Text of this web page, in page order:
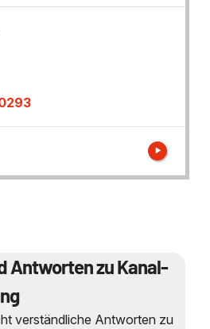
Antworten zu Kanal-
verständliche Antworten zu